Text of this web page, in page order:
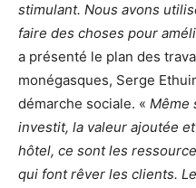
stimulant. Nous avons
faire des choses pour
a présenté le plan des
monégasques, Serge
démarche sociale. « Même
investit, la valeur ajoutée
hôtel, ce sont les
qui font rêver les clients.